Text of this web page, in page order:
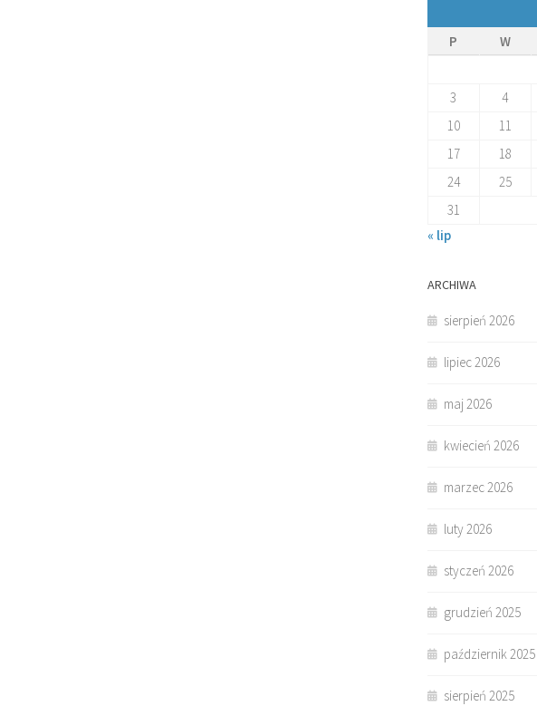
P
W
3
4
10
11
17
18
24
25
31
« lip
ARCHIWA
sierpień 2026
lipiec 2026
maj 2026
kwiecień 2026
marzec 2026
luty 2026
styczeń 2026
grudzień 2025
październik 2025
sierpień 2025